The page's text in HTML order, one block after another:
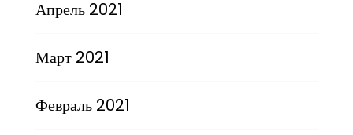
Апрель 2021
Март 2021
Февраль 2021